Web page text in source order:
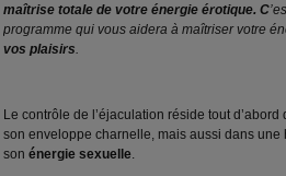
maîtrise totale de votre énergie érotique. C
programme qui vous aidera à maîtriser votre
vos plaisirs.
Le contrôle de l’éjaculation réside tout
son enveloppe charnelle, mais aussi dans
son énergie sexuelle.